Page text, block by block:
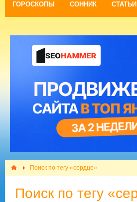
ГОРОСКОПЫ СОННИК СТАТЬИ
Поиск по тегу «сердце»
Поиск по тегу